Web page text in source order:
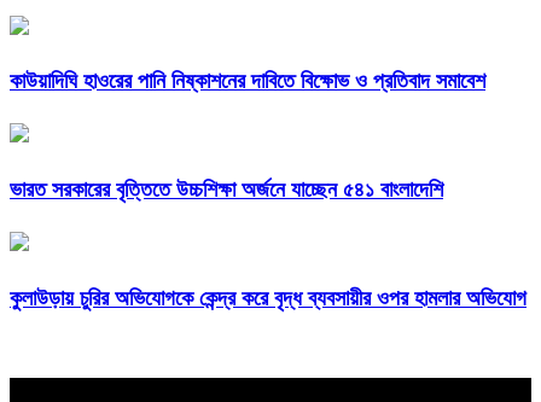
কাউয়াদিঘি হাওরের পানি নিষ্কাশনের দাবিতে বিক্ষোভ ও প্রতিবাদ সমাবেশ
ভারত সরকারের বৃত্তিতে উচ্চশিক্ষা অর্জনে যাচ্ছেন ৫৪১ বাংলাদেশি
কুলাউড়ায় চুরির অভিযোগকে কেন্দ্র করে বৃদ্ধ ব্যবসায়ীর ওপর হামলার অভিযোগ